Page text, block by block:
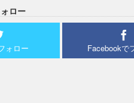
ロー
ォロー Facebookで